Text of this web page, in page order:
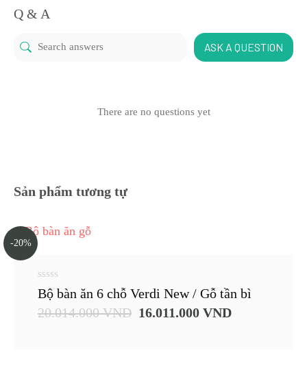
Q & A
ASK A QUESTION
There are no questions yet
Sản phẩm tương tự
-20%
0
out
of
5
Bộ bàn ăn 6 chỗ Verdi New / Gỗ tần bì
20.014.000VND 16.011.000 VND